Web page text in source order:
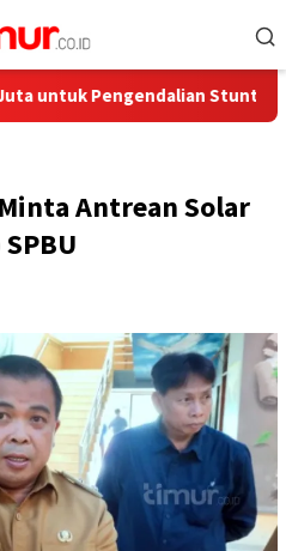
Stunting di Kota
Antrean Solar